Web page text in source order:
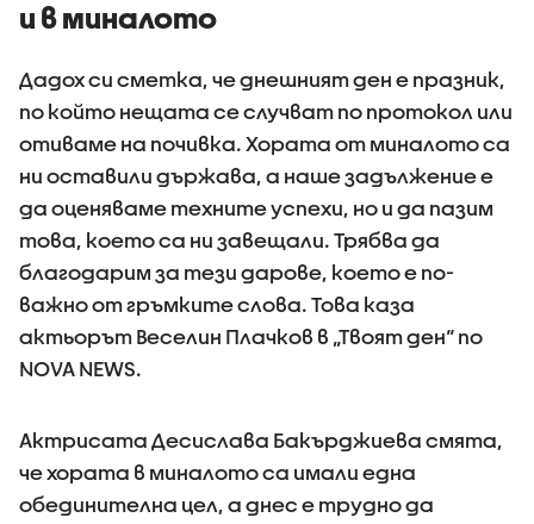
и в миналото
Дадох си сметка, че днешният ден е празник,
по който нещата се случват по протокол или
отиваме на почивка. Хората от миналото са
ни оставили държава, а наше задължение е
да оценяваме техните успехи, но и да пазим
това, което са ни завещали. Трябва да
благодарим за тези дарове, което е по-
важно от гръмките слова. Това каза
актьорът Веселин Плачков в „Твоят ден“ по
NOVA NEWS.
Актрисата Десислава Бакърджиева смята,
че хората в миналото са имали една
обединителна цел, а днес е трудно да